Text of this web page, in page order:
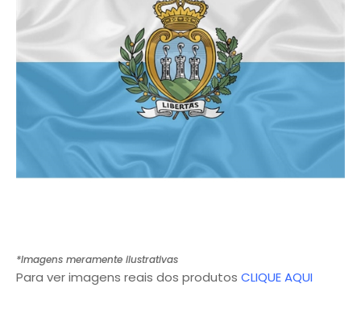
*Imagens meramente ilustrativas
Para ver imagens reais dos produtos CLIQUE AQUI